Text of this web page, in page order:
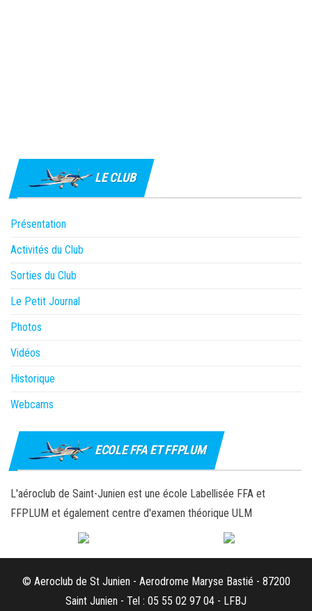
LE CLUB
Présentation
Activités du Club
Sorties du Club
Le Petit Journal
Photos
Vidéos
Historique
Webcams
ECOLE FFA ET FFPLUM
L'aéroclub de Saint-Junien est une école Labellisée FFA et
FFPLUM et également centre d'examen théorique ULM
© Aeroclub de St Junien - Aerodrome Maryse Bastié - 87200
Saint Junien - Tel : 05 55 02 97 04 - LFBJ